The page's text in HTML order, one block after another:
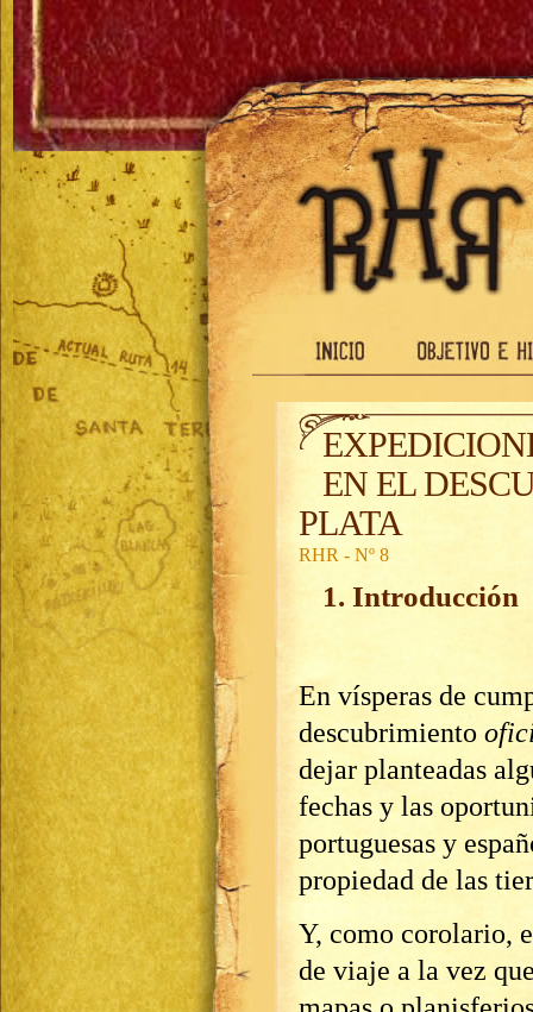
EN EL
PLATA
RHR - Nº 8
1. Introducción
En vísperas de
descubrimiento
dejar planteadas
fechas y las
portuguesas y
propiedad de las
Y, como corolario,
de viaje a la vez